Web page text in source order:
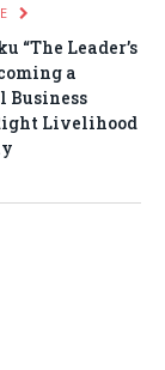
“The Leader’s
a
Business
Livelihood